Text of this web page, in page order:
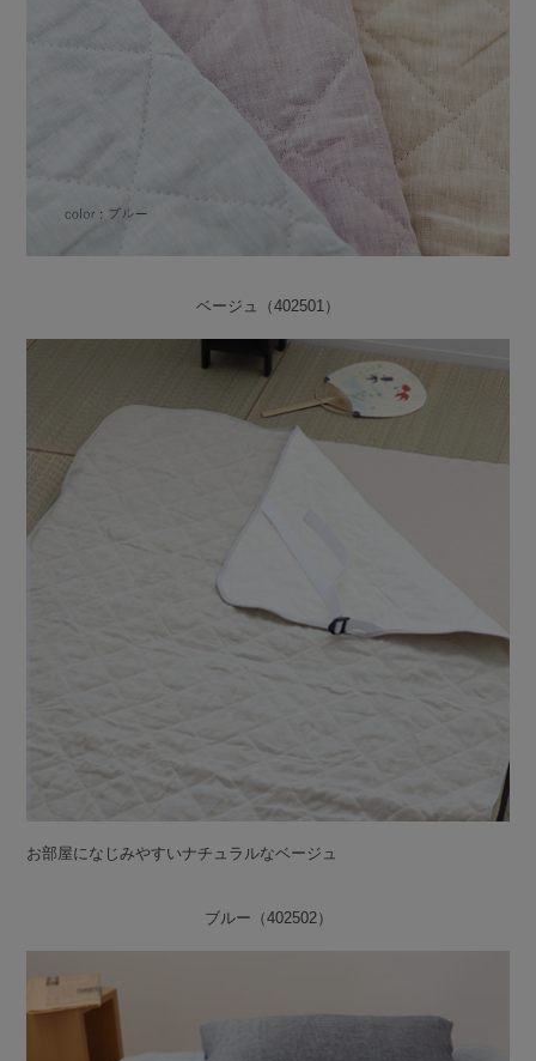
ベージュ（402501）
お部屋になじみやすいナチュラルなベージュ
ブルー（402502）